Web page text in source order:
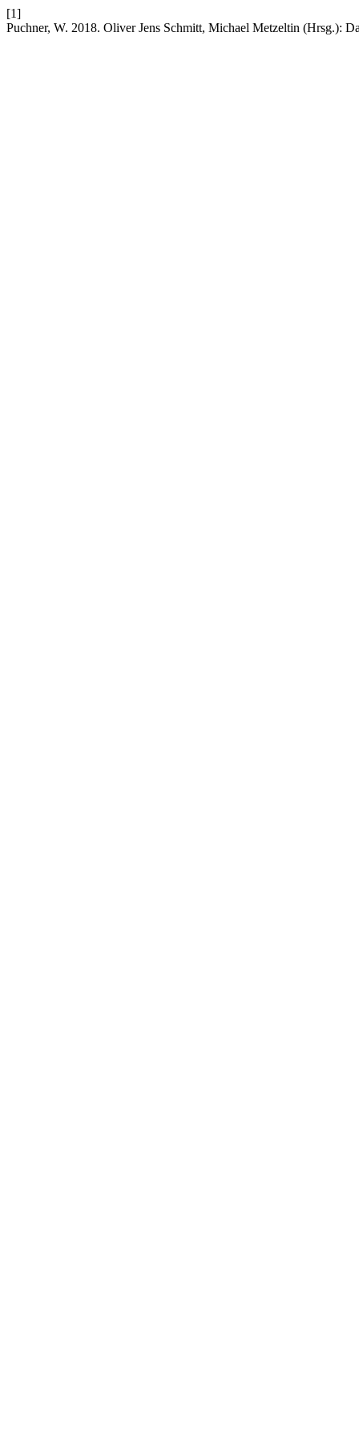
[1]
Puchner, W. 2018. Oliver Jens Schmitt, Michael Metzeltin (Hrsg.):